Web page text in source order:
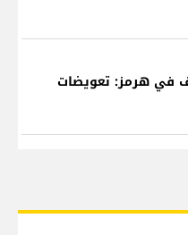
في هرمز: تعويضات